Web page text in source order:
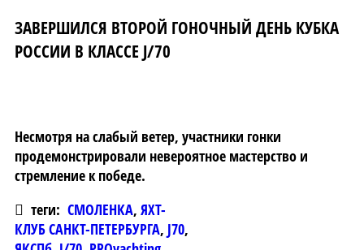
ЗАВЕРШИЛСЯ ВТОРОЙ ГОНОЧНЫЙ ДЕНЬ КУБКА
РОССИИ В КЛАССЕ J/70
Несмотря на слабый ветер, участники гонки
продемонстрировали невероятное мастерство и
стремление к победе.
теги: СМОЛЕНКА, ЯХТ-
КЛУБ САНКТ-ПЕТЕРБУРГА, J70,